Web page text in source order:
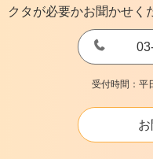
クタが必要かお聞かせく
受付時間：平